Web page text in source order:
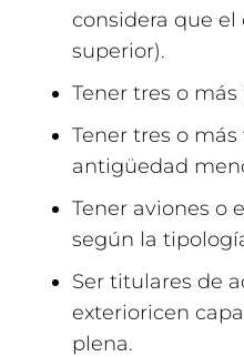
considera que el
superior).
Tener tres o
Tener tres o
antigüedad
Tener aviones o
según la
Ser titulares de
exterioricen
plena.